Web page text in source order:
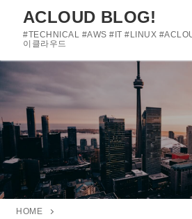
로
로
기
ACLOUD BLOG!
#TECHNICAL #AWS #IT #LINUX
이클라우드
HOME